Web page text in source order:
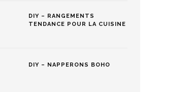
DIY – RANGEMENTS
TENDANCE POUR LA CUISINE
DIY – NAPPERONS BOHO